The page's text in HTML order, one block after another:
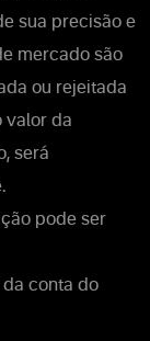
sua precisão e
mercado são
ou rejeitada
valor da
será
pode ser
conta do